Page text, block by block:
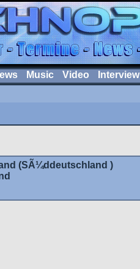
Music Video Interview
(SÃ¼ddeutschland )